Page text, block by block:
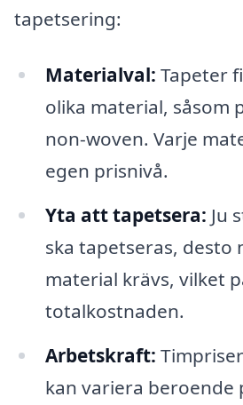
tapetsering:
Materialval: Tapeter
olika material, såsom
non-woven. Varje
egen prisnivå.
Yta att tapetsera: Ju
ska tapetseras, desto
material krävs, vilket
totalkostnaden.
Arbetskraft:
kan variera beroende